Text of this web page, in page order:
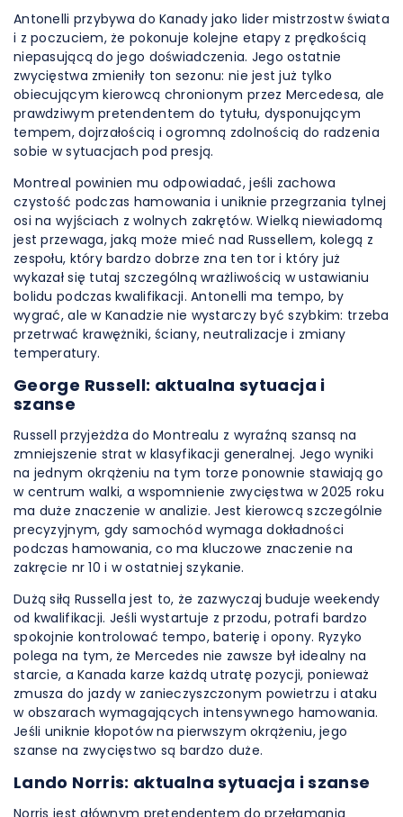
Antonelli przybywa do Kanady jako lider mistrzostw świata
i z poczuciem, że pokonuje kolejne etapy z prędkością
niepasującą do jego doświadczenia. Jego ostatnie
zwycięstwa zmieniły ton sezonu: nie jest już tylko
obiecującym kierowcą chronionym przez Mercedesa, ale
prawdziwym pretendentem do tytułu, dysponującym
tempem, dojrzałością i ogromną zdolnością do radzenia
sobie w sytuacjach pod presją.
Montreal powinien mu odpowiadać, jeśli zachowa
czystość podczas hamowania i uniknie przegrzania tylnej
osi na wyjściach z wolnych zakrętów. Wielką niewiadomą
jest przewaga, jaką może mieć nad Russellem, kolegą z
zespołu, który bardzo dobrze zna ten tor i który już
wykazał się tutaj szczególną wrażliwością w ustawianiu
bolidu podczas kwalifikacji. Antonelli ma tempo, by
wygrać, ale w Kanadzie nie wystarczy być szybkim: trzeba
przetrwać krawężniki, ściany, neutralizacje i zmiany
temperatury.
George Russell: aktualna sytuacja i
szanse
Russell przyjeżdża do Montrealu z wyraźną szansą na
zmniejszenie strat w klasyfikacji generalnej. Jego wyniki
na jednym okrążeniu na tym torze ponownie stawiają go
w centrum walki, a wspomnienie zwycięstwa w 2025 roku
ma duże znaczenie w analizie. Jest kierowcą szczególnie
precyzyjnym, gdy samochód wymaga dokładności
podczas hamowania, co ma kluczowe znaczenie na
zakręcie nr 10 i w ostatniej szykanie.
Dużą siłą Russella jest to, że zazwyczaj buduje weekendy
od kwalifikacji. Jeśli wystartuje z przodu, potrafi bardzo
spokojnie kontrolować tempo, baterię i opony. Ryzyko
polega na tym, że Mercedes nie zawsze był idealny na
starcie, a Kanada karze każdą utratę pozycji, ponieważ
zmusza do jazdy w zanieczyszczonym powietrzu i ataku
w obszarach wymagających intensywnego hamowania.
Jeśli uniknie kłopotów na pierwszym okrążeniu, jego
szanse na zwycięstwo są bardzo duże.
Lando Norris: aktualna sytuacja i szanse
Norris jest głównym pretendentem do przełamania